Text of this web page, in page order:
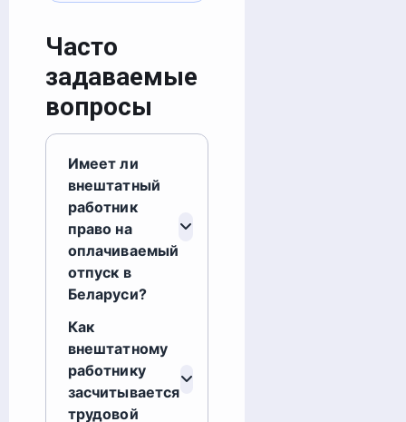
Часто
задаваемые
вопросы
Имеет ли
внештатный
работник
право на
оплачиваемый
отпуск в
Беларуси?
Как
внештатному
работнику
засчитывается
трудовой